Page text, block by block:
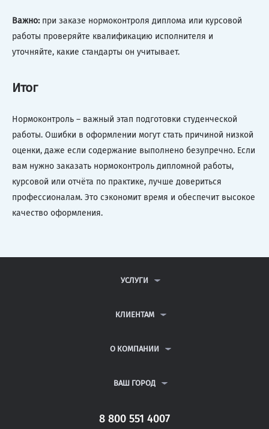
Важно:при заказе нормоконтроля диплома или курсовой
работы проверяйте квалификацию исполнителя и
уточняйте, какие стандарты он учитывает.
Итог
Нормоконтроль – важный этап подготовки студенческой
работы. Ошибки в оформлении могут стать причиной низкой
оценки, даже если содержание выполнено безупречно. Если
вам нужно заказать нормоконтроль дипломной работы,
курсовой или отчёта по практике, лучше довериться
профессионалам. Это сэкономит время и обеспечит высокое
качество оформления.
УСЛУГИ
ДИПЛОМНЫЕ РАБОТЫ
РЕФЕРАТЫ
КЛИЕНТАМ
ВОПРОСЫ И ОТВЕТЫ
ПОЛИТИКА КОНФИДЕНЦИАЛЬНОСТИ
О КОМПАНИИ
КОНТАКТЫ
ВАШ ГОРОД
САНКТ-ПЕТЕРБУРГ
8 800 551 4007